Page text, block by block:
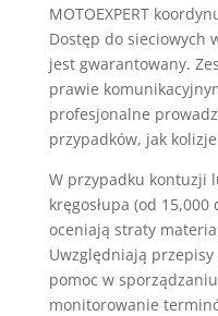
MOTOEXPERT
Dostęp do sieciowych
jest gwarantowany.
prawie
profesjonalne
przypadków, jak
W przypadku kontuzji
kręgosłupa (od 15,000
oceniają straty
Uwzględniają przepisy
pomoc w
monitorowanie